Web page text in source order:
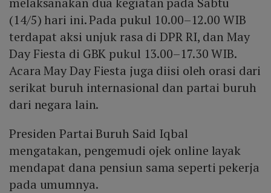
(14/5) hari ini. Pada pukul 10.00–12.00 WIB
terdapat aksi unjuk rasa di DPR RI, dan May
Day Fiesta di GBK pukul 13.00–17.30 WIB.
Acara May Day Fiesta juga diisi oleh orasi dari
serikat buruh internasional dan partai buruh
dari negara lain.
Presiden Partai Buruh Said Iqbal
mengatakan, pengemudi ojek online layak
mendapat dana pensiun sama seperti pekerja
pada umumnya.